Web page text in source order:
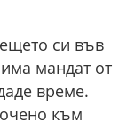
си във
мандат от
време.
към